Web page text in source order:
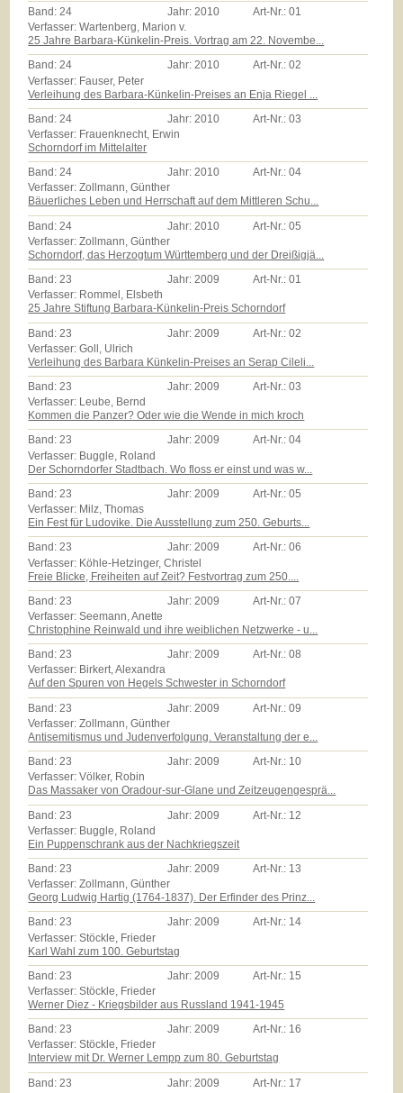
Band:24 Jahr:2010 Art-Nr.:01
Verfasser: Wartenberg, Marion v.
25 Jahre Barbara-Künkelin-Preis. Vortrag am 22. Novembe...
Band:24 Jahr:2010 Art-Nr.:02
Verfasser: Fauser, Peter
Verleihung des Barbara-Künkelin-Preises an Enja Riegel ...
Band:24 Jahr:2010 Art-Nr.:03
Verfasser: Frauenknecht, Erwin
Schorndorf im Mittelalter
Band:24 Jahr:2010 Art-Nr.:04
Verfasser: Zollmann, Günther
Bäuerliches Leben und Herrschaft auf dem Mittleren Schu...
Band: 24 Jahr: 2010 Art-Nr.:05
Verfasser: Zollmann, Günther
Schorndorf, das Herzogtum Württemberg und der Dreißigjä...
Band:23 Jahr:2009 Art-Nr.:01
Verfasser: Rommel, Elsbeth
25 Jahre Stiftung Barbara-Künkelin-Preis Schorndorf
Band: 23 Jahr: 2009 Art-Nr.:02
Verfasser: Goll, Ulrich
Verleihung des Barbara Künkelin-Preises an Serap Cileli...
Band:23 Jahr:2009 Art-Nr.:03
Verfasser: Leube, Bernd
Kommen die Panzer? Oder wie die Wende in mich kroch
Band:23 Jahr:2009 Art-Nr.:04
Verfasser: Buggle, Roland
Der Schorndorfer Stadtbach. Wo floss er einst und was w...
Band:23 Jahr:2009 Art-Nr.:05
Verfasser: Milz, Thomas
Ein Fest für Ludovike. Die Ausstellung zum 250. Geburts...
Band:23 Jahr:2009 Art-Nr.:06
Verfasser: Köhle-Hetzinger, Christel
Freie Blicke, Freiheiten auf Zeit? Festvortrag zum 250....
Band: 23 Jahr: 2009 Art-Nr.:07
Verfasser: Seemann, Anette
Christophine Reinwald und ihre weiblichen Netzwerke - u...
Band:23 Jahr:2009 Art-Nr.:08
Verfasser: Birkert, Alexandra
Auf den Spuren von Hegels Schwester in Schorndorf
Band: 23 Jahr: 2009 Art-Nr.:09
Verfasser: Zollmann, Günther
Antisemitismus und Judenverfolgung. Veranstaltung der e...
Band:23 Jahr:2009 Art-Nr.: 10
Verfasser: Völker, Robin
Das Massaker von Oradour-sur-Glane und Zeitzeugengesprä...
Band: 23 Jahr: 2009 Art-Nr.: 12
Verfasser: Buggle, Roland
Ein Puppenschrank aus der Nachkriegszeit
Band:23 Jahr:2009 Art-Nr.: 13
Verfasser: Zollmann, Günther
Georg Ludwig Hartig (1764-1837). Der Erfinder des Prinz...
Band:23 Jahr:2009 Art-Nr.: 14
Verfasser: Stöckle, Frieder
Karl Wahl zum 100. Geburtstag
Band:23 Jahr:2009 Art-Nr.: 15
Verfasser: Stöckle, Frieder
Werner Diez - Kriegsbilder aus Russland 1941-1945
Band:23 Jahr:2009 Art-Nr.: 16
Verfasser: Stöckle, Frieder
Interview mit Dr. Werner Lempp zum 80. Geburtstag
Band: 23 Jahr: 2009 Art-Nr.: 17